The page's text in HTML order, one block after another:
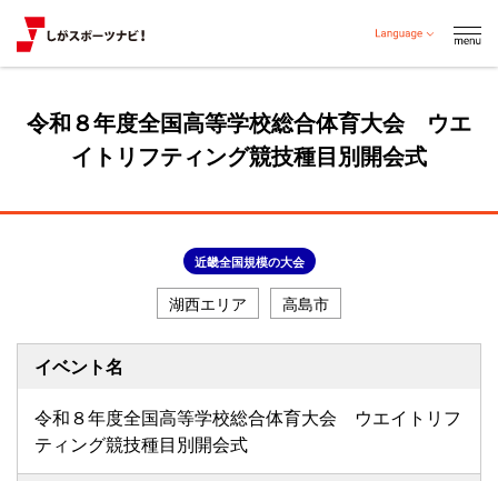
令和８年度全国高等学校総合体育大会 ウエ
イトリフティング競技種目別開会式
近畿全国規模の大会
湖西エリア 高島市
イベント名
令和８年度全国高等学校総合体育大会 ウエイトリフ
ティング競技種目別開会式